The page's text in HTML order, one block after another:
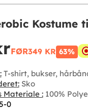
Kostume
FØR349 KR 63%
T-shirt, bukser,
Sko
Materiale :100%
0